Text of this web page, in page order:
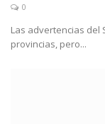
0
Las advertencias del
provincias, pero...